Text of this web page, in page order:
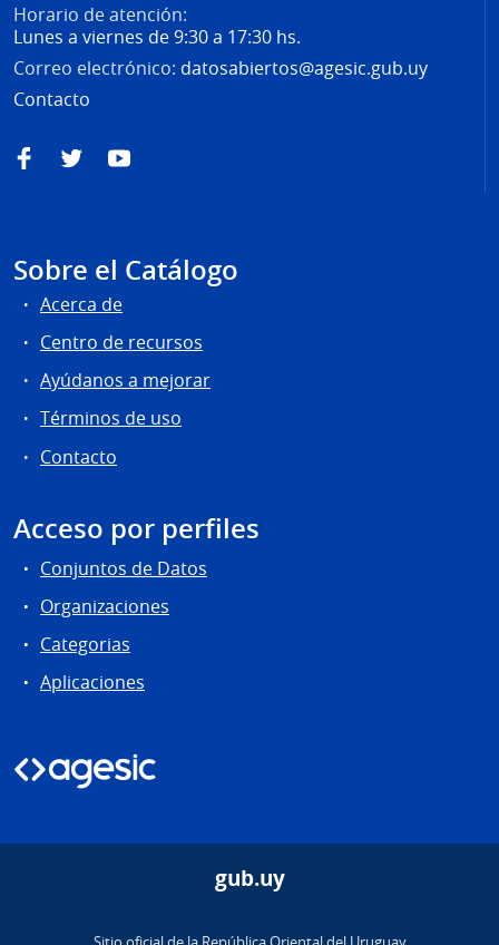
Horario de atención:
Lunes a viernes de 9:30 a 17:30 hs.
Correo electrónico: datosabiertos@agesic.gub.uy
Contacto
FacebookTwitterYouTube
Sobre el Catálogo
Acerca de
Centro de recursos
Ayúdanos a mejorar
Términos de uso
Contacto
Acceso por perfiles
Conjuntos de Datos
Organizaciones
Categorias
Aplicaciones
gub.uy